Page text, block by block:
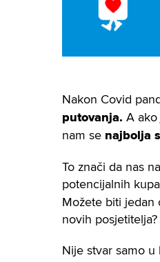
Nakon Covid
putovanja. A
nam se najbolja
To znači da nas
potencijalnih
Možete biti jedan
novih posjetitelja?
Nije stvar samo